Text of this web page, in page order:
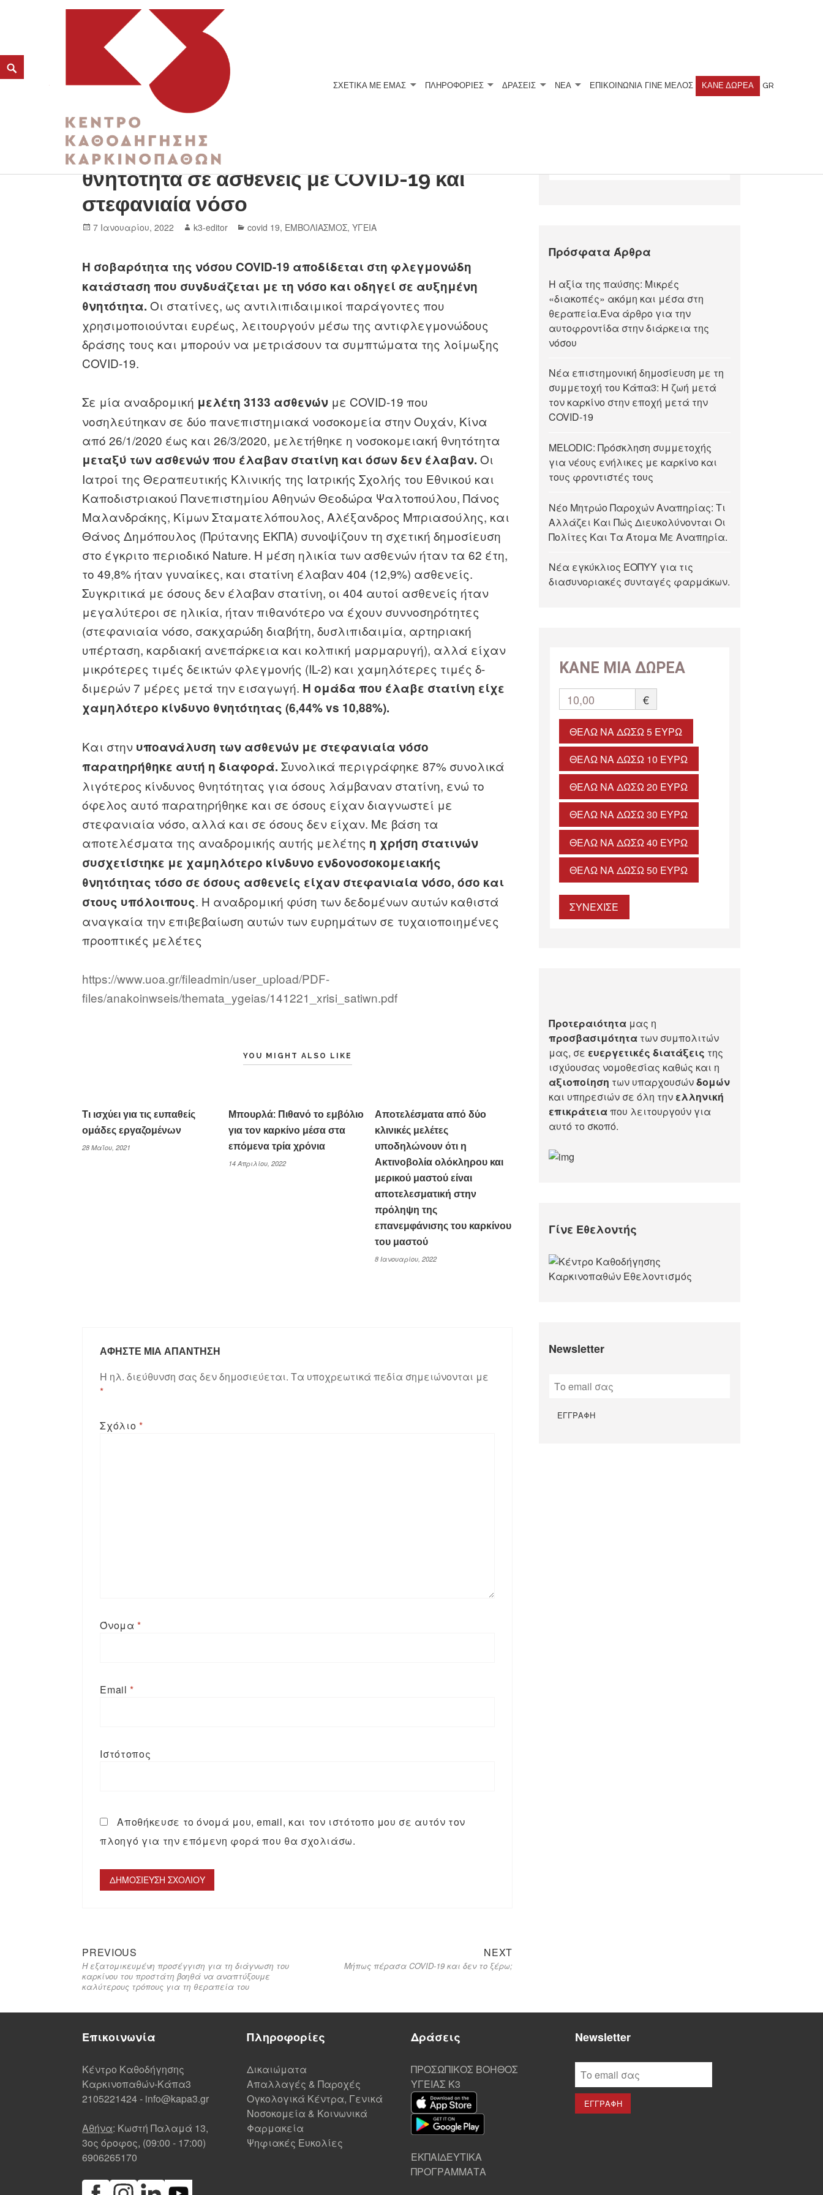
K3
ΚΕΝΤΡΟ ΚΑΘΟΔΗΓΗΣΗΣ ΚΑΡΚΙΝΟΠΑΘΩΝ
ΣΧΕΤΙΚΆ ΜΕ ΕΜΆΣ ΠΛΗΡΟΦΟΡΙΕΣ ΔΡΑΣΕΙΣ ΝΕΑ ΕΠΙΚΟΙΝΩΝΙΑ ΓΊΝΕ ΜΈΛΟΣ ΚΆΝΕ ΔΩΡΕΆ GR
Η χρήση των στατινών και η νοσοκομειακή
θνητότητα σε ασθενείς με COVID-19 και
στεφανιαία νόσο
7 Ιανουαρίου, 2022 k3-editor covid 19, ΕΜΒΟΛΙΑΣΜΟΣ,ΥΓΕΙΑ
Η σοβαρότητα της νόσου COVID-19 αποδίδεται στη φλεγμονώδη
κατάσταση που συνδυάζεται με τη νόσο και οδηγεί σε αυξημένη
θνητότητα. Οι στατίνες, ως αντιλιπιδαιμικοί παράγοντες που
χρησιμοποιούνται ευρέως, λειτουργούν μέσω της αντιφλεγμονώδους
δράσης τους και μπορούν να μετριάσουν τα συμπτώματα της λοίμωξης
COVID-19.
Σε μία αναδρομική μελέτη 3133 ασθενών με COVID-19 που
νοσηλεύτηκαν σε δύο πανεπιστημιακά νοσοκομεία στην Ουχάν, Κίνα
από 26/1/2020 έως και 26/3/2020, μελετήθηκε η νοσοκομειακή θνητότητα
μεταξύ των ασθενών που έλαβαν στατίνη και όσων δεν έλαβαν. Οι
Ιατροί της Θεραπευτικής Κλινικής της Ιατρικής Σχολής του Εθνικού και
Καποδιστριακού Πανεπιστημίου Αθηνών Θεοδώρα Ψαλτοπούλου, Πάνος
Μαλανδράκης, Κίμων Σταματελόπουλος, Αλέξανδρος Μπριασούλης, και
Θάνος Δημόπουλος (Πρύτανης ΕΚΠΑ) συνοψίζουν τη σχετική δημοσίευση
στο έγκριτο περιοδικό Nature. Η μέση ηλικία των ασθενών ήταν τα 62 έτη,
το 49,8% ήταν γυναίκες, και στατίνη έλαβαν 404 (12,9%) ασθενείς.
Συγκριτικά με όσους δεν έλαβαν στατίνη, οι 404 αυτοί ασθενείς ήταν
μεγαλύτεροι σε ηλικία, ήταν πιθανότερο να έχουν συννοσηρότητες
(στεφανιαία νόσο, σακχαρώδη διαβήτη, δυσλιπιδαιμία, αρτηριακή
υπέρταση, καρδιακή ανεπάρκεια και κολπική μαρμαρυγή), αλλά είχαν
μικρότερες τιμές δεικτών φλεγμονής (IL-2) και χαμηλότερες τιμές δ-
διμερών 7 μέρες μετά την εισαγωγή. Η ομάδα που έλαβε στατίνη είχε
χαμηλότερο κίνδυνο θνητότητας (6,44% vs 10,88%).
Και στην υποανάλυση των ασθενών με στεφανιαία νόσο
παρατηρήθηκε αυτή η διαφορά. Συνολικά περιγράφηκε 87% συνολικά
λιγότερος κίνδυνος θνητότητας για όσους λάμβαναν στατίνη, ενώ το
όφελος αυτό παρατηρήθηκε και σε όσους είχαν διαγνωστεί με
στεφανιαία νόσο, αλλά και σε όσους δεν είχαν. Με βάση τα
αποτελέσματα της αναδρομικής αυτής μελέτης η χρήση στατινών
συσχετίστηκε με χαμηλότερο κίνδυνο ενδονοσοκομειακής
θνητότητας τόσο σε όσους ασθενείς είχαν στεφανιαία νόσο, όσο και
στους υπόλοιπους. Η αναδρομική φύση των δεδομένων αυτών καθιστά
αναγκαία την επιβεβαίωση αυτών των ευρημάτων σε τυχαιοποιημένες
προοπτικές μελέτες
https://www.uoa.gr/fileadmin/user_upload/PDF-
files/anakoinwseis/themata_ygeias/141221_xrisi_satiwn.pdf
YOU MIGHT ALSO LIKE
Τι ισχύει για τις ευπαθείς
ομάδες εργαζομένων
28 Μαΐου, 2021
Μπουρλά: Πιθανό το εμβόλιο
για τον καρκίνο μέσα στα
επόμενα τρία χρόνια
14 Απριλίου, 2022
Αποτελέσματα από δύο
κλινικές μελέτες
υποδηλώνουν ότι η
Ακτινοβολία ολόκληρου και
μερικού μαστού είναι
αποτελεσματική στην
πρόληψη της
επανεμφάνισης του καρκίνου
του μαστού
8 Ιανουαρίου, 2022
ΑΦΉΣΤΕ ΜΙΑ ΑΠΆΝΤΗΣΗ
Η ηλ. διεύθυνση σας δεν δημοσιεύεται. Τα υποχρεωτικά πεδία σημειώνονται με
*
Σχόλιο *
Όνομα*
Email*
Ιστότοπος
Αποθήκευσε το όνομά μου, email, και τον ιστότοπο μου σε αυτόν τον
πλοηγό για την επόμενη φορά που θα σχολιάσω.
PREVIOUS
Η εξατομικευμένη προσέγγιση για τη διάγνωση του
καρκίνου του προστάτη βοηθά να αναπτύξουμε
καλύτερους τρόπους για τη θεραπεία του
NEXT
Μήπως πέρασα COVID-19 και δεν το ξέρω;
Πρόσφατα Άρθρα
Η αξία της παύσης: Μικρές
«διακοπές» ακόμη και μέσα στη
θεραπεία.Ένα άρθρο για την
αυτοφροντίδα στην διάρκεια της
νόσου
Νέα επιστημονική δημοσίευση με τη
συμμετοχή του Κάπα3: Η ζωή μετά
τον καρκίνο στην εποχή μετά την
COVID-19
MELODIC: Πρόσκληση συμμετοχής
για νέους ενήλικες με καρκίνο και
τους φροντιστές τους
Νέο Μητρώο Παροχών Αναπηρίας: Τι
Αλλάζει Και Πώς Διευκολύνονται Οι
Πολίτες Και Τα Άτομα Με Αναπηρία.
Νέα εγκύκλιος ΕΟΠΥΥ για τις
διασυνοριακές συνταγές φαρμάκων.
ΚΑΝΕ ΜΙΑ ΔΩΡΕΑ
10,00 €
ΘΈΛΩ ΝΑ ΔΏΣΩ 5 ΕΥΡΏ
ΘΈΛΩ ΝΑ ΔΏΣΩ 10 ΕΥΡΏ
ΘΈΛΩ ΝΑ ΔΏΣΩ 20 ΕΥΡΏ
ΘΈΛΩ ΝΑ ΔΏΣΩ 30 ΕΥΡΏ
ΘΈΛΩ ΝΑ ΔΏΣΩ 40 ΕΥΡΏ
ΘΈΛΩ ΝΑ ΔΏΣΩ 50 ΕΥΡΏ
ΣΥΝΕΧΙΣΕ
Προτεραιότητα μας η
προσβασιμότητα των συμπολιτών
μας, σε ευεργετικές διατάξεις της
ισχύουσας νομοθεσίας καθώς και η
αξιοποίηση των υπαρχουσώνδομών
και υπηρεσιών σε όλη την ελληνική
επικράτειαπου λειτουργούν για
αυτό το σκοπό.​
Γίνε Εθελοντής
Newsletter
Επικοινωνία
Κέντρο Καθοδήγησης
Καρκινοπαθών-Κάπα3
2105221424- info@kapa3.gr
Αθήνα: Κωστή Παλαμά 13,
3ος όροφος, (09:00 - 17:00)
6906265170
Πληροφορίες
Δικαιώματα
Απαλλαγές & Παροχές
Ογκολογικά Κέντρα, Γενικά
Νοσοκομεία & Κοινωνικά
Φαρμακεία
Ψηφιακές Ευκολίες
Δράσεις
ΠΡΟΣΩΠΙΚΟΣ ΒΟΗΘΟΣ
ΥΓΕΙΑΣ K3
ΕΚΠΑΙΔΕΥΤΙΚΑ
ΠΡΟΓΡΑΜΜΑΤΑ
Newsletter